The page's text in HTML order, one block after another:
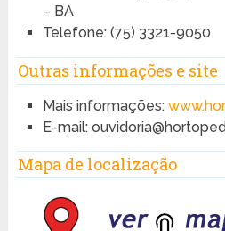
– BA
Telefone: (75) 3321-9050
Outras informações e site
Mais informações:
E-mail:
Mapa de localização